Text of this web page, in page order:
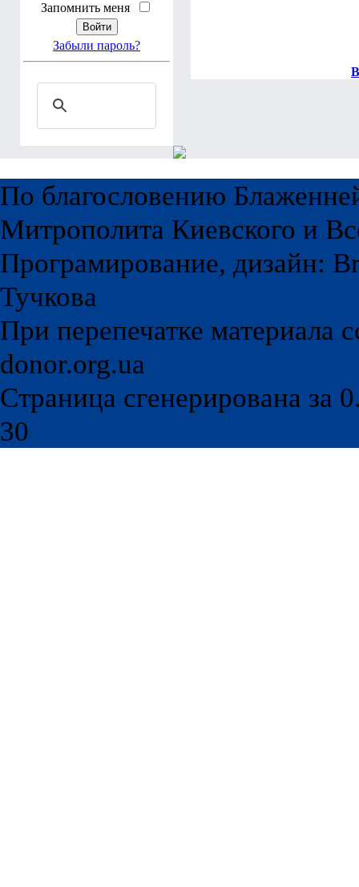
Запомнить меня
Забыли пароль?
По благословению
Митрополита Киевского и
Програмирование, дизайн:
Тучкова
При перепечатке материала
donor.org.ua
Страница сгенерирована за
30